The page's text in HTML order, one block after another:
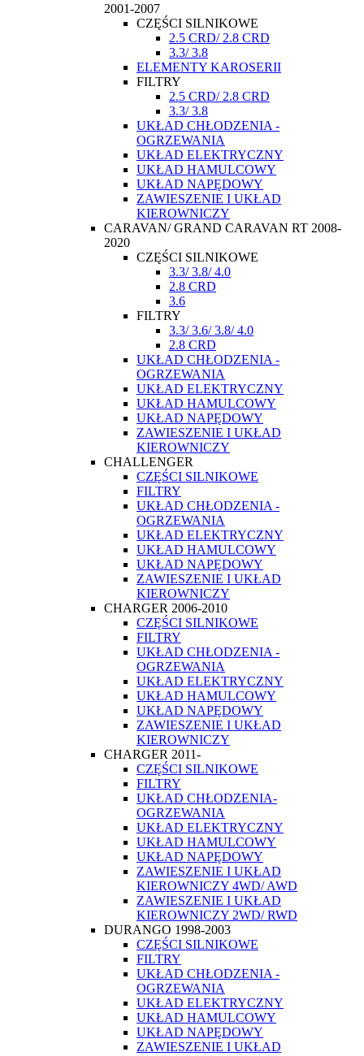
2001-2007
CZĘŚCI SILNIKOWE
2.5 CRD/ 2.8 CRD
3.3/ 3.8
ELEMENTY KAROSERII
FILTRY
2.5 CRD/ 2.8 CRD
3.3/ 3.8
UKŁAD CHŁODZENIA -
OGRZEWANIA
UKŁAD ELEKTRYCZNY
UKŁAD HAMULCOWY
UKŁAD NAPĘDOWY
ZAWIESZENIE I UKŁAD
KIEROWNICZY
CARAVAN/ GRAND CARAVAN RT 2008-
2020
CZĘŚCI SILNIKOWE
3.3/ 3.8/ 4.0
2.8 CRD
3.6
FILTRY
3.3/ 3.6/ 3.8/ 4.0
2.8 CRD
UKŁAD CHŁODZENIA -
OGRZEWANIA
UKŁAD ELEKTRYCZNY
UKŁAD HAMULCOWY
UKŁAD NAPĘDOWY
ZAWIESZENIE I UKŁAD
KIEROWNICZY
CHALLENGER
CZĘŚCI SILNIKOWE
FILTRY
UKŁAD CHŁODZENIA -
OGRZEWANIA
UKŁAD ELEKTRYCZNY
UKŁAD HAMULCOWY
UKŁAD NAPĘDOWY
ZAWIESZENIE I UKŁAD
KIEROWNICZY
CHARGER 2006-2010
CZĘŚCI SILNIKOWE
FILTRY
UKŁAD CHŁODZENIA -
OGRZEWANIA
UKŁAD ELEKTRYCZNY
UKŁAD HAMULCOWY
UKŁAD NAPĘDOWY
ZAWIESZENIE I UKŁAD
KIEROWNICZY
CHARGER 2011-
CZĘŚCI SILNIKOWE
FILTRY
UKŁAD CHŁODZENIA-
OGRZEWANIA
UKŁAD ELEKTRYCZNY
UKŁAD HAMULCOWY
UKŁAD NAPĘDOWY
ZAWIESZENIE I UKŁAD
KIEROWNICZY 4WD/ AWD
ZAWIESZENIE I UKŁAD
KIEROWNICZY 2WD/ RWD
DURANGO 1998-2003
CZĘŚCI SILNIKOWE
FILTRY
UKŁAD CHŁODZENIA -
OGRZEWANIA
UKŁAD ELEKTRYCZNY
UKŁAD HAMULCOWY
UKŁAD NAPĘDOWY
ZAWIESZENIE I UKŁAD